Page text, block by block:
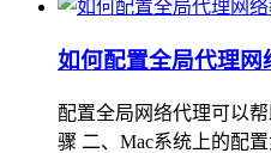
如何配置全局代理网
配置全局网络代理可以
骤 二、Mac系统上的配